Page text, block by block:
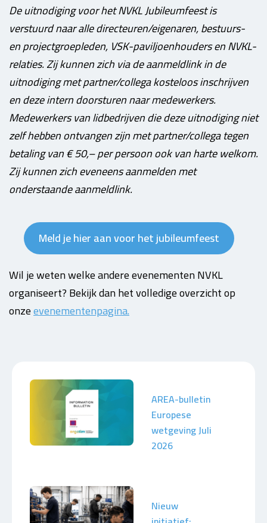
De uitnodiging voor het NVKL Jubileumfeest is
verstuurd naar alle directeuren/eigenaren, bestuurs-
en projectgroepleden, VSK-paviljoenhouders en NVKL-
relaties. Zij kunnen zich via de aanmeldlink in de
uitnodiging met partner/collega kosteloos inschrijven
en deze intern doorsturen naar medewerkers.
Medewerkers van lidbedrijven die deze uitnodiging niet
zelf hebben ontvangen zijn met partner/collega tegen
betaling van € 50,– per persoon ook van harte welkom.
Zij kunnen zich eveneens aanmelden met
onderstaande aanmeldlink.
Meld je hier aan voor het jubileumfeest
Wil je weten welke andere evenementen NVKL
organiseert? Bekijk dan het volledige overzicht op
onzeevenementenpagina.
AREA-bulletin
Europese
wetgeving Juli
2026
Nieuw